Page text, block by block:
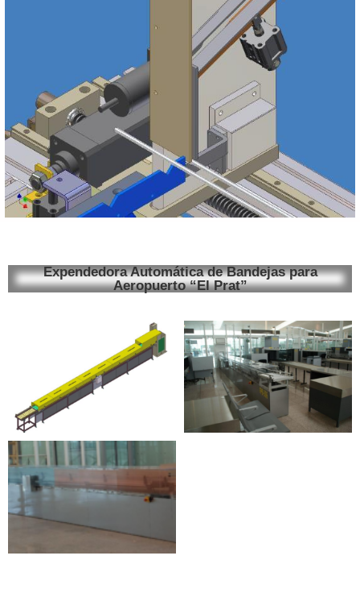
Expendedora Automática de Bandejas para
Aeropuerto “El Prat”